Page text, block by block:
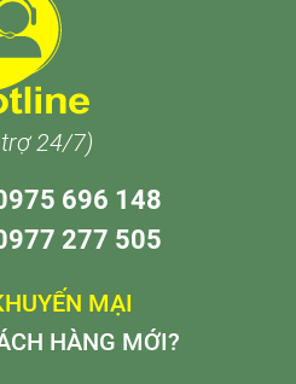
24/7)
696 148
277 505
MẠI
HÀNG MỚI?